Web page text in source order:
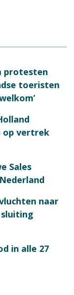
protesten
toeristen
op vertrek
Sales
naar
in alle 27